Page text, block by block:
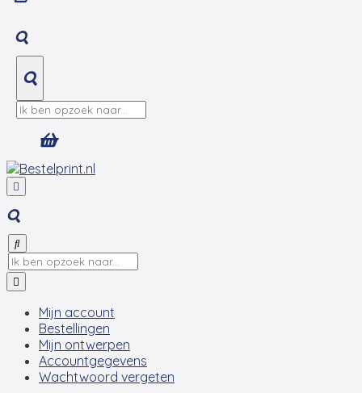
Mijn account
Bestellingen
Mijn ontwerpen
Accountgegevens
Wachtwoord vergeten